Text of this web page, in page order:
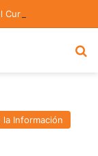
la Información